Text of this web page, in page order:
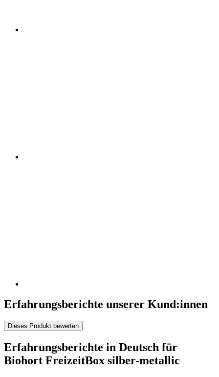
Erfahrungsberichte unserer Kund:innen
Dieses Produkt bewerten
Erfahrungsberichte in Deutsch für
Biohort FreizeitBox silber-metallic